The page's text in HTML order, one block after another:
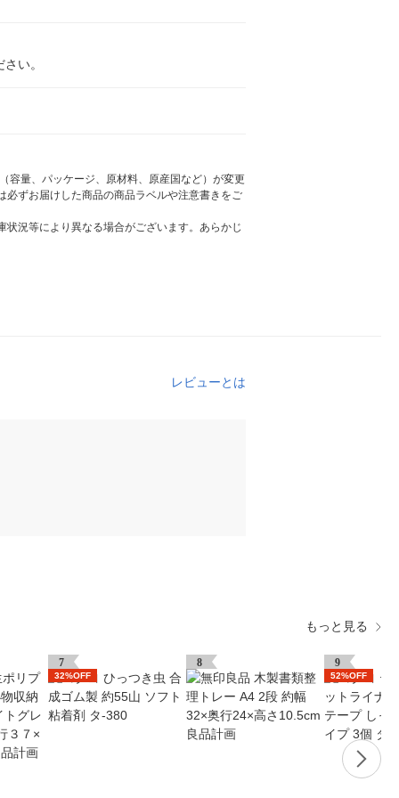
い。
容量、パッケージ、原材料、原産国など）が変更
ずお届けした商品の商品ラベルや注意書きをご
況等により異なる場合がございます。あらかじ
レビューとは
もっと見る
7
32%OFF
8 9
52%OFF